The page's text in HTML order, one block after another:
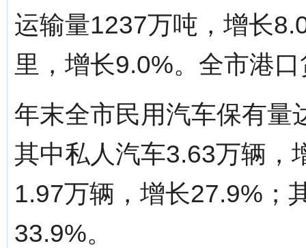
运输量1237万吨，增长
里，增长9.0%。全市港
年末全市民用汽车保有量
其中私人汽车3.63万辆，
1.97万辆，增长27.9%；
33.9%。